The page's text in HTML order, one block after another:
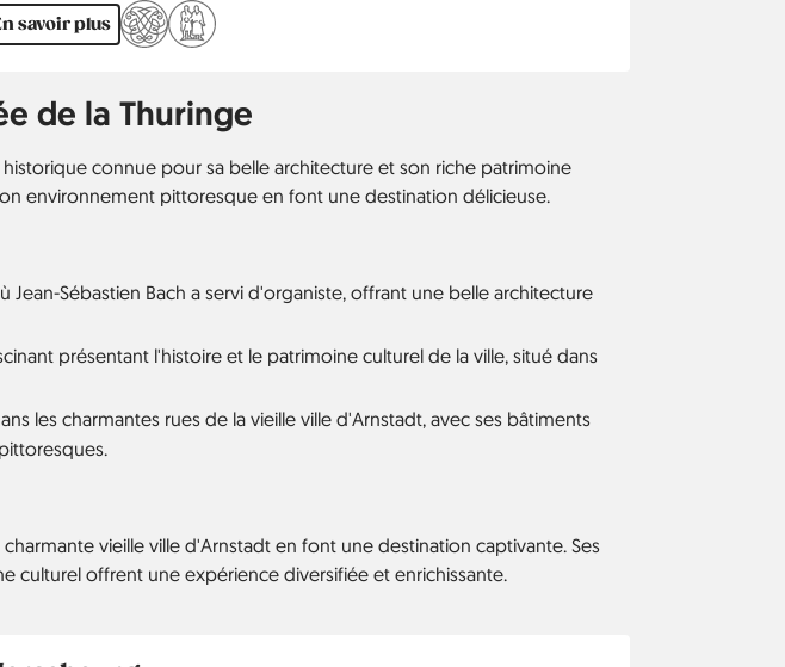
savoir plus
de la Thuringe
connue pour sa belle architecture et son riche patrimoine
environnement pittoresque en font une destination délicieuse.
Jean-Sébastien Bach a servi d'organiste, offrant une belle architecture
présentant l'histoire et le patrimoine culturel de la ville, situé dans
les charmantes rues de la vieille ville d'Arnstadt, avec ses bâtiments
vieille ville d'Arnstadt en font une destination captivante. Ses
culturel offrent une expérience diversifiée et enrichissante.